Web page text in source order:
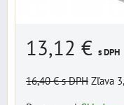
13,12 € s DPH
16,40 €s DPH Zľava